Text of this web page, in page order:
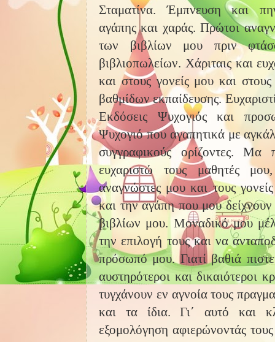
Σταματίνα. Έμπνευση και
αγάπης και χαράς. Πρώτοι
των βιβλίων μου πριν
βιβλιοπωλείων. Χάριταις και
και στους γονείς μου και
βαθμίδων εκπαίδευσης.
Εκδόσεις Ψυχογιός και
Ψυχογιό που αγαπητικά με
συγγραφικούς ορίζοντες.
ευχαριστώ τους μαθητές
αναγνώστες μου και τους
και την αγάπη που μου
βιβλίων μου. Μοναδικό μου
την επιλογή τους και να
πρόσωπό μου. Γιατί βαθιά
αυστηρότεροι και δικαιότεροι
τυγχάνουν εν αγνοία τους
και τα ίδια. Γι΄ αυτό και
εξομολόγηση αφιερώνοντάς